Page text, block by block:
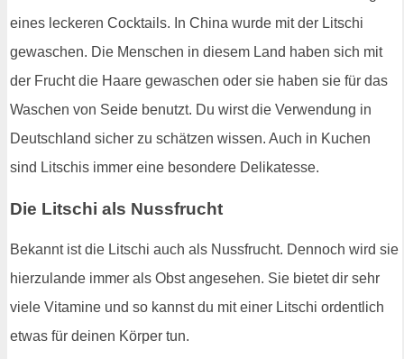
eines leckeren Cocktails. In China wurde mit der Litschi
gewaschen. Die Menschen in diesem Land haben sich mit
der Frucht die Haare gewaschen oder sie haben sie für das
Waschen von Seide benutzt. Du wirst die Verwendung in
Deutschland sicher zu schätzen wissen. Auch in Kuchen
sind Litschis immer eine besondere Delikatesse.
Die Litschi als Nussfrucht
Bekannt ist die Litschi auch als Nussfrucht. Dennoch wird sie
hierzulande immer als Obst angesehen. Sie bietet dir sehr
viele Vitamine und so kannst du mit einer Litschi ordentlich
etwas für deinen Körper tun.